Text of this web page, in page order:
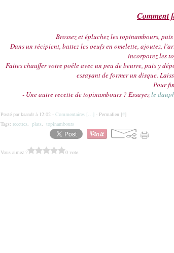
Comment
Brossez et épluchez les topinambours,
Dans un récipient, battez les oeufs en omelette, ajoutez,
incorporez les
Faites chauffer votre poêle avec un peu de beurre, puis y
essayant de former un disque.
Pour
- Une autre recette de topinambours ? Essayezle
Posté par ksandr à 12:02 - Commentaires […] - Permalien [#]
Tags: recettes, plats, topinambours
Vous aimez ? 0 vote